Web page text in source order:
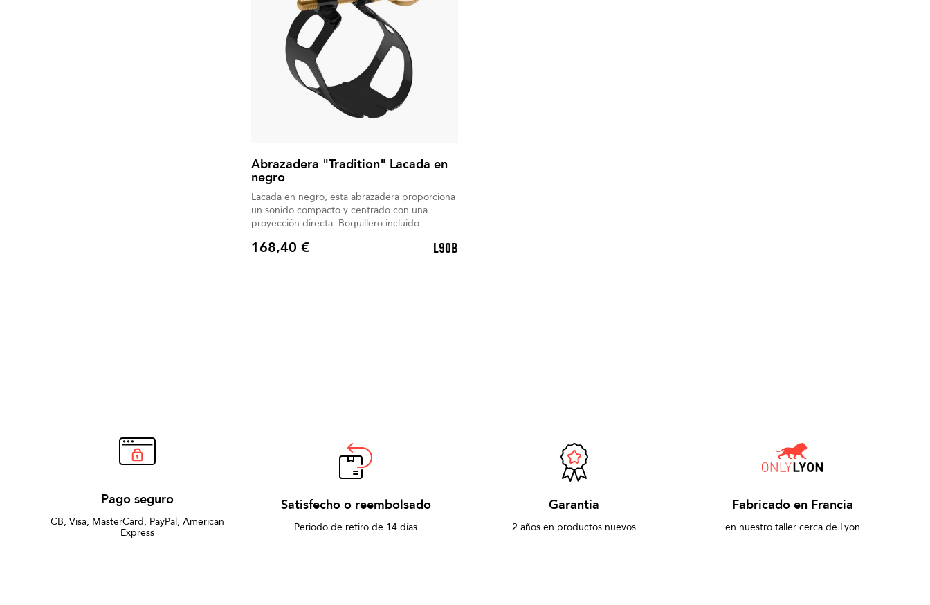
Abrazadera "Tradition" Lacada en
negro
Lacada en negro, esta abrazadera proporciona
un sonido compacto y centrado con una
proyección directa. Boquillero incluido
Precio
168,40 € L90B
Pago seguro
CB, Visa, MasterCard, PayPal, American
Express
Satisfecho o reembolsado
Periodo de retiro de 14 días
Garantía
2 años en productos nuevos
Fabricado en Francia
en nuestro taller cerca de Lyon